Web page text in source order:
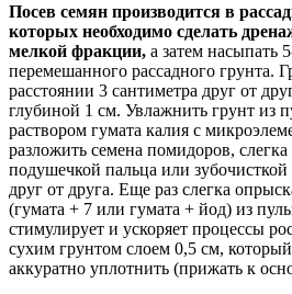
Посев семян производится в
которых необходимо сделать
мелкой фракции, а затем насыпать
перемешанного рассадного грунта.
расстоянии 3 сантиметра друг от
глубиной 1 см. Увлажнить грунт из
раствором гумата калия с
разложить семена помидоров,
подушечкой пальца или
друг от друга. Еще раз слегка
(гумата + 7 или гумата + йод) из
стимулирует и ускоряет процессы
сухим грунтом слоем 0,5 см,
аккуратно уплотнить (прижать к